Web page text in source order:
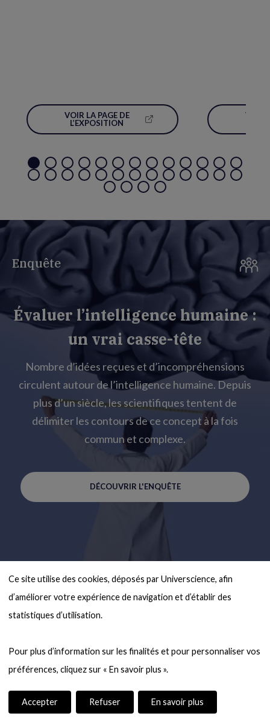
Ce site utilise des cookies, déposés par Universcience, afin
d’améliorer votre expérience de navigation et d’établir des
statistiques d’utilisation.
Pour plus d’information sur les finalités et pour personnaliser vos
Accepter Refuser En savoir plus
VOIR LA PAGE DE
L’EXPOSITION(NOUVELLE
VOIR
Enquête
Évaluer l’intelligence humaine :
un vrai casse-tête
Nombre d’idées reçues et d’incompréhensions
circulent autour de l’intelligence humaine. Depuis
plus d’un siècle, les scientifiques tentent de
délimiter les contours de ce concept à la fois
commun et complexe.
DÉCOUVRIR L'ENQUÊTE